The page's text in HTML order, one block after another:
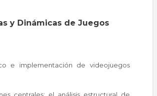
y Dinámicas de Juegos
e implementación de videojuegos
centrales: el análisis estructural de